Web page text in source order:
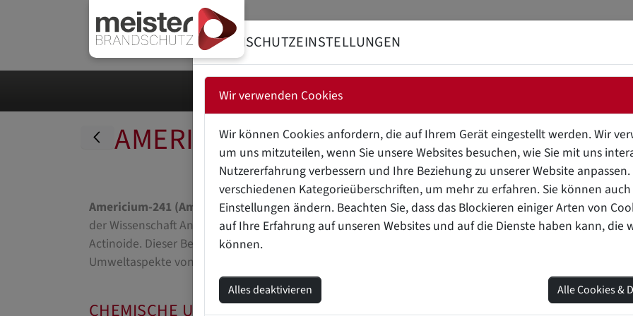
AMERICIUM-241 (AM-241)
Americium-241 (Am-241)ist ein künstlich hergestelltes radioaktives Element, das insbesondere in der
der Wissenschaft Anwendung findet. Es wurde erstmals 1944 im Rahmen des Manhattan-Projekts
Actinoide. Dieser Beitrag bietet eine umfassende Darstellung der Eigenschaften, der Herstellung, der
Umweltaspekte von
CHEMISCHE UND PHYSIKALISCHE EIGENSCHAFTEN
DATENSCHUTZEINSTELLUNGEN
Wir verwenden Cookies
Wir können Cookies anfordern, die auf Ihrem Gerät eingestellt werden. Wir
um uns mitzuteilen, wenn Sie unsere Websites besuchen, wie Sie mit uns
Nutzererfahrung verbessern und Ihre Beziehung zu unserer Website
verschiedenen Kategorieüberschriften, um mehr zu erfahren. Sie können
Einstellungen ändern. Beachten Sie, dass das Blockieren einiger Arten von
auf Ihre Erfahrung auf unseren Websites und auf die Dienste haben kann, die
können.
Alles deaktivieren Alle Cookies &